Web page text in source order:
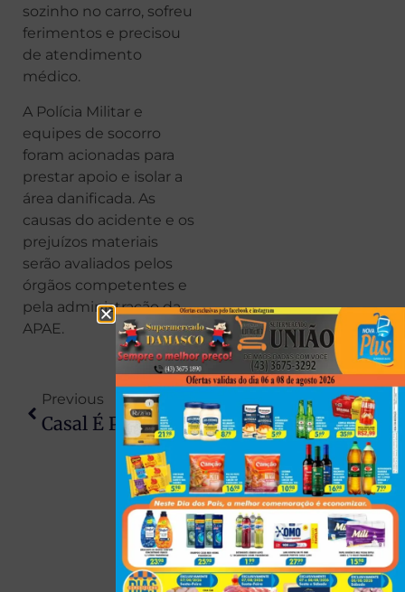
sozinho no carro, sofreu
ferimentos e precisou
de atendimento
médico.
A Polícia Militar e
equipes de socorro
foram acionadas para
prestar apoio e isolar a
área danificada. As
causas do acidente e os
prejuízos materiais
serão avaliados pelos
órgãos competentes e
pela administração da
APAE.
Previous
Casal É Preso Por Filmar Filho Adolescente Estuprando Meninas De 4 E 5 Anos Em Cultos Religiosos
Next
Vizinho Que Salvou Família De Incêndio Na Zona Norte Recebe Alta Em Londrina